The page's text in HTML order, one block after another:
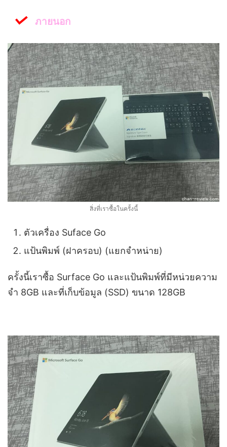
ภายนอก
สิ่งที่เราซื้อในครั้งนี้
ตัวเครื่อง Suface Go
แป้นพิมพ์ (ฝาครอบ) (แยกจำหน่าย)
ครั้งนี้เราซื้อ Surface Go และแป้นพิมพ์ที่มีหน่วยความ
จำ 8GB และที่เก็บข้อมูล (SSD) ขนาด 128GB